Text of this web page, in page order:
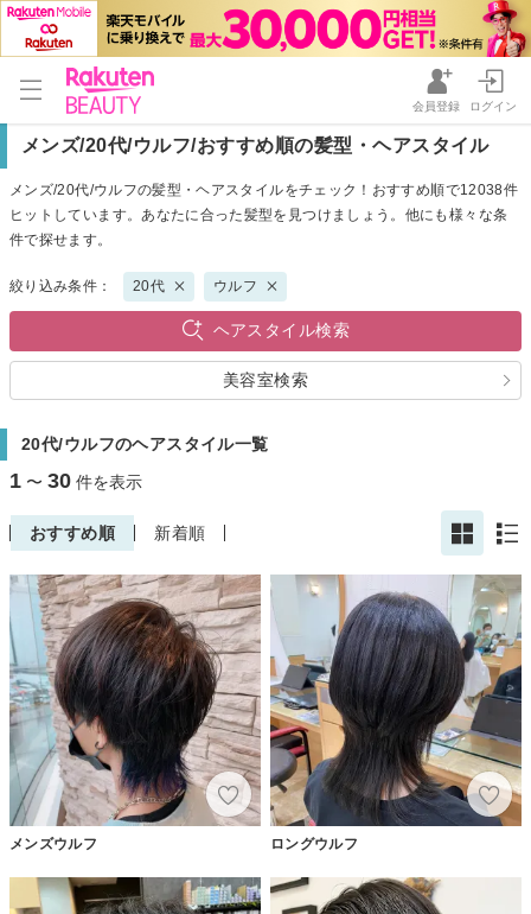
会員登録 ログイン
メンズ/20代/ウルフ/おすすめ順の髪型・ヘアスタイル
メンズ/20代/ウルフの髪型・ヘアスタイルをチェック！おすすめ順で12038件
ヒットしています。あなたに合った髪型を見つけましょう。他にも様々な条
件で探せます。
絞り込み条件： 20代 ウルフ
ヘアスタイル検索
美容室検索
20代/ウルフのヘアスタイル一覧
1 〜 30 件を表示
おすすめ順 新着順
メンズウルフ ロングウルフ